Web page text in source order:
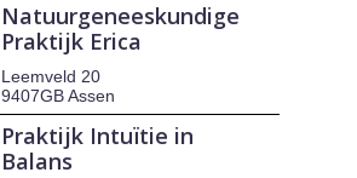
Natuurgeneeskundige
Praktijk Erica
Leemveld 20
9407GB Assen
Praktijk Intuïtie in
Balans